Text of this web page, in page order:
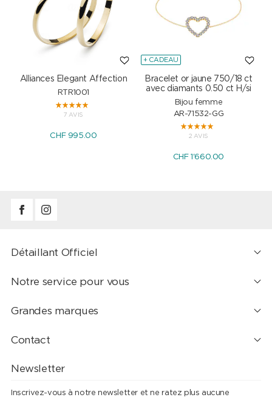
Alliances Elegant Affection
RTR1001
7 AVIS
CHF 995.00
+ CADEAU
Bracelet or jaune 750/18 ct
avec diamants 0.50 ct H/si
Bijou femme
AR-71532-GG
2 AVIS
CHF 1'660.00
Détaillant Officiel
Notre service pour vous
Grandes marques
Contact
Newsletter
Inscrivez-vous à notre newsletter et ne ratez plus aucune